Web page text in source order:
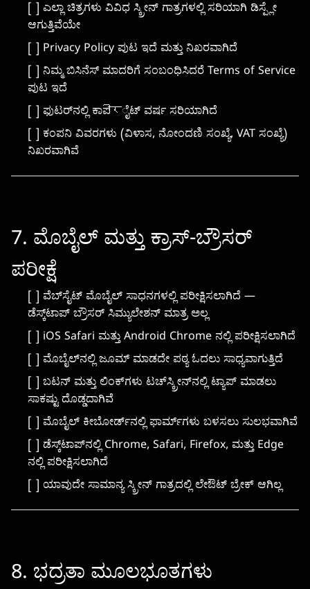
[ ] ಎಲ್ಲಾ ಚಿತ್ರಗಳು ವಿವಿಧ ಸ್ಕ್ರೀನ್ ಗಾತ್ರಗಳಲ್ಲಿ ಸರಿಯಾಗಿ ಡಿಸ್ಪ್ಲೇ
ಆಗುತ್ತಿವೆಯೇ
[ ] Privacy Policy ಪುಟ ಇದೆ ಮತ್ತು ನಿಖರವಾಗಿದೆ
[ ] ನಿಮ್ಮ ಬಿಸಿನೆಸ್ ಮಾದರಿಗೆ ಸಂಬಂಧಿಸಿದರೆ Terms of Service
ಪುಟ ಇದೆ
[ ] ಫುಟರ್‌ನಲ್ಲಿ ಕಾಪीरೈಟ್ ವರ್ಷ ಸರಿಯಾಗಿದೆ
[ ] ಕಂಪನಿ ವಿವರಗಳು (ವಿಳಾಸ, ನೋಂದಣಿ ಸಂಖ್ಯೆ, VAT ಸಂಖ್ಯೆ)
ನಿಖರವಾಗಿವೆ
7. ಮೊಬೈಲ್ ಮತ್ತು ಕ್ರಾಸ್-ಬ್ರೌಸರ್
ಪರೀಕ್ಷೆ
[ ] ವೆಬ್‌ಸೈಟ್ ಮೊಬೈಲ್ ಸಾಧನಗಳಲ್ಲಿ ಪರೀಕ್ಷಿಸಲಾಗಿದೆ —
ಡೆಸ್ಕ್‌ಟಾಪ್ ಬ್ರೌಸರ್ ಸಿಮ್ಯುಲೇಶನ್ ಮಾತ್ರ ಅಲ್ಲ
[ ] iOS Safari ಮತ್ತು Android Chrome ನಲ್ಲಿ ಪರೀಕ್ಷಿಸಲಾಗಿದೆ
[ ] ಮೊಬೈಲ್‌ನಲ್ಲಿ ಜೂಮ್ ಮಾಡದೇ ಪಠ್ಯ ಓದಲು ಸಾಧ್ಯವಾಗುತ್ತಿದೆ
[ ] ಬಟನ್ ಮತ್ತು ಲಿಂಕ್‌ಗಳು ಟಚ್‌ಸ್ಕ್ರೀನ್‌ನಲ್ಲಿ ಟ್ಯಾಪ್ ಮಾಡಲು
ಸಾಕಷ್ಟು ದೊಡ್ಡದಾಗಿವೆ
[ ] ಮೊಬೈಲ್ ಕೀಬೋರ್ಡ್‌ನಲ್ಲಿ ಫಾರ್ಮ್‌ಗಳು ಬಳಸಲು ಸುಲಭವಾಗಿವೆ
[ ] ಡೆಸ್ಕ್‌ಟಾಪ್‌ನಲ್ಲಿ Chrome, Safari, Firefox, ಮತ್ತು Edge
ನಲ್ಲಿ ಪರೀಕ್ಷಿಸಲಾಗಿದೆ
[ ] ಯಾವುದೇ ಸಾಮಾನ್ಯ ಸ್ಕ್ರೀನ್ ಗಾತ್ರದಲ್ಲಿ ಲೇಔಟ್ ಬ್ರೇಕ್ ಆಗಿಲ್ಲ
8. ಭದ್ರತಾ ಮೂಲಭೂತಗಳು